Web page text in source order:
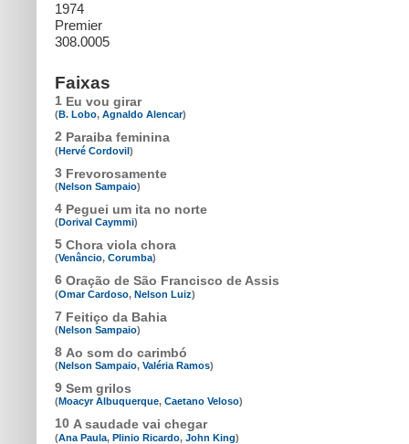
1974
Premier
308.0005
Faixas
1 Eu vou girar
(B. Lobo, Agnaldo Alencar)
2 Paraiba feminina
(Hervé Cordovil)
3 Frevorosamente
(Nelson Sampaio)
4 Peguei um ita no norte
(Dorival Caymmi)
5 Chora viola chora
(Venâncio, Corumba)
6 Oração de São Francisco de Assis
(Omar Cardoso, Nelson Luiz)
7 Feitiço da Bahia
(Nelson Sampaio)
8 Ao som do carimbó
(Nelson Sampaio, Valéria Ramos)
9 Sem grilos
(Moacyr Albuquerque, Caetano Veloso)
10 A saudade vai chegar
(Ana Paula, Plinio Ricardo, John King)